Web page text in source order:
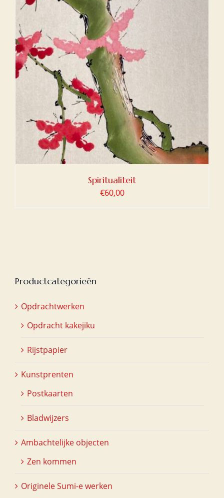
Spiritualiteit
€60,00
Productcategorieën
Opdrachtwerken
Opdracht kakejiku
Rijstpapier
Kunstprenten
Postkaarten
Bladwijzers
Ambachtelijke objecten
Zen kommen
Originele Sumi-e werken